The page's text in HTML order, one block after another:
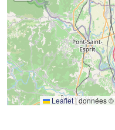
Leaflet|données ©